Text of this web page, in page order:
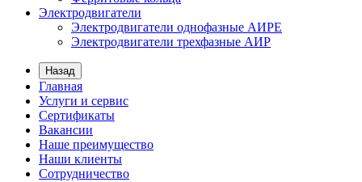
Электродвигатели
Электродвигатели однофазные АИРЕ
Электродвигатели трехфазные АИР
Назад
Главная
Услуги и сервис
Сертификаты
Вакансии
Наше преимущество
Наши клиенты
Сотрудничество